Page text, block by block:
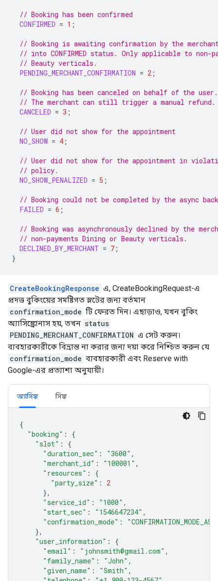
// Booking has been confirmed
CONFIRMED = 1 ;
// Booking is awaiting confirmation by the
// into CONFIRMED status. Only applicable to non-
// Beauty verticals.
PENDING_MERCHANT_CONFIRMATION = 2 ;
// Booking has been canceled on behalf of the user.
// The merchant can still trigger a manual refund.
CANCELED = 3 ;
// User did not show for the appointment
NO_SHOW = 4 ;
// User did not show for the appointment in
// policy.
NO_SHOW_PENALIZED = 5 ;
// Booking could not be completed by the async
FAILED = 6 ;
// Booking was asynchronously declined by the
// non-payments Dining or Beauty verticals.
DECLINED_BY_MERCHANT = 7 ;
}
CreateBookingResponse এ, CreateBookingRequest-এ
প্রদত্ত বুকিংয়ের সমষ্টিগত স্লটের জন্য বর্তমান
confirmation_mode টি ফেরত দিন। এছাড়াও, যখন বুকিং
অ্যাসিঙ্ক্রোনাস হয়, তখন status
PENDING_MERCHANT_CONFIRMATION এ সেট করুন।
ব্যবহারকারীকে বিভ্রান্ত না করার জন্য দয়া করে নিশ্চিত করুন যে
confirmation_mode ব্যবহারকারী এবং Reserve with
Google-এর প্রত্যাশা অনুযায়ী।
অ্যাসিঙ্ক সিঙ্ক
{
"booking" :
{
"slot" :
{
"duration_sec" : "3600" ,
"merchant_id" : "100001" ,
"resources" :
{
"party_size" :
2
},
"service_id" : "1000" ,
"start_sec" : "1546647234" ,
"confirmation_mode" :
},
"user_information" :
{
"email" : "johnsmith@gmail.com" ,
"family_name" : "John" ,
"given_name" : "Smith" ,